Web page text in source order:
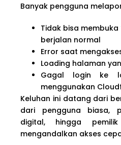
Banyak pengguna
Tidak bisa
berjalan normal
Error saat
Loading halaman
Gagal login ke
menggunakan
Keluhan ini datang dari
dari pengguna biasa,
digital, hingga
mengandalkan akses